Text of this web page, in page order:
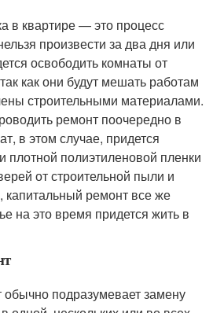
в квартире — это процесс
произвести за два дня или
освободить комнаты от
как они будут мешать работам
строительными материалами.
ремонт поочередно в
в этом случае, придется
плотной полиэтиленовой пленки
от строительной пыли и
капитальный ремонт все же
на это время придется жить в
обычно подразумевает замену